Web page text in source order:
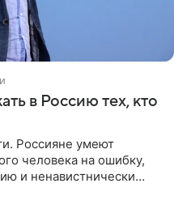
в Россию тех, кто
Россияне умеют
человека на ошибку,
и ненавистнически